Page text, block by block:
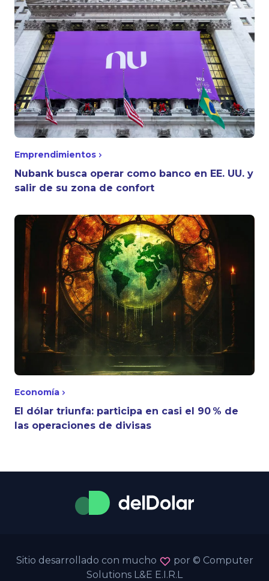
Emprendimientos
Nubank busca operar como banco en EE. UU. y
salir de su zona de confort
Economía
El dólar triunfa: participa en casi el 90 % de
las operaciones de divisas
Sitio desarrollado con mucho
por © Computer
Solutions L&E E.I.R.L